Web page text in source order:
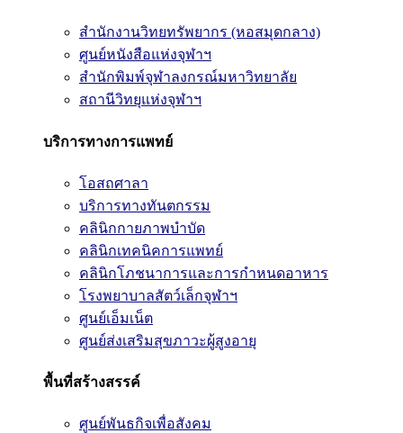
สำนักงานวิทยทรัพยากร (หอสมุดกลาง)
ศูนย์หนังสือแห่งจุฬาฯ
สำนักพิมพ์จุฬาลงกรณ์มหาวิทยาลัย
สถานีวิทยุแห่งจุฬาฯ
บริการทางการแพทย์
โอสถศาลา
บริการทางทันตกรรม
คลินิกกายภาพบำบัด
คลินิกเทคนิคการแพทย์
คลินิกโภชนาการและการกำหนดอาหาร
โรงพยาบาลสัตว์เล็กจุฬาฯ
ศูนย์เอ็มเน็ต
ศูนย์ส่งเสริมสุขภาวะผู้สูงอายุ
พื้นที่สร้างสรรค์
ศูนย์พันธกิจเพื่อสังคม